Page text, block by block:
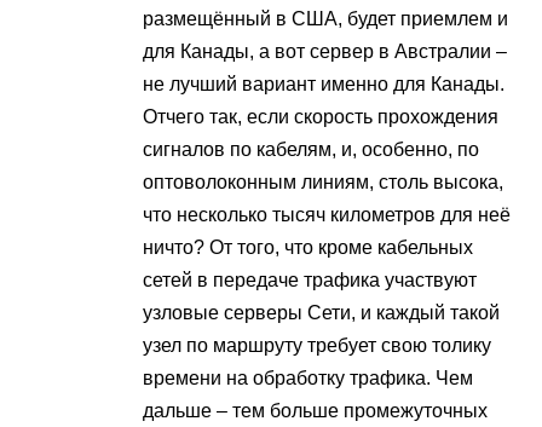
размещённый в США, будет приемлем и
для Канады, а вот сервер в Австралии –
не лучший вариант именно для Канады.
Отчего так, если скорость прохождения
сигналов по кабелям, и, особенно, по
оптоволоконным линиям, столь высока,
что несколько тысяч километров для неё
ничто? От того, что кроме кабельных
сетей в передаче трафика участвуют
узловые серверы Сети, и каждый такой
узел по маршруту требует свою толику
времени на обработку трафика. Чем
дальше – тем больше промежуточных